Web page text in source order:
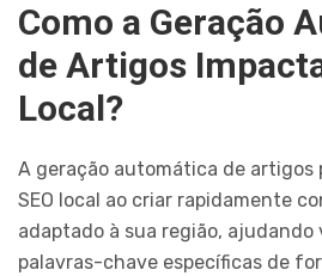
Como a Geração
de Artigos
Local?
A geração automática de artigos
SEO local ao criar rapidamente
adaptado à sua região, ajudando
palavras-chave específicas de